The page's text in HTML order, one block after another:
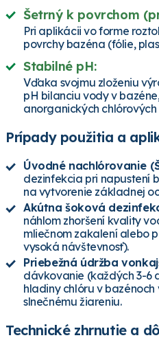
Šetrný k povrchom
Pri aplikácii vo forme
povrchy bazéna (fólie,
Stabilné pH:
Vďaka svojmu zloženiu
pH bilanciu vody v
anorganických
Prípady použitia a
Úvodné nachlórovanie
dezinfekcia pri napustení
na vytvorenie základnej
Akútna šoková
náhlom zhoršení kvality
mliečnom zakalení alebo
vysoká návštevnosť).
Priebežná údržba
dávkovanie (každých 3-6
hladiny chlóru v bazénoch
slnečnému žiareniu.
Technické zhrnutie a